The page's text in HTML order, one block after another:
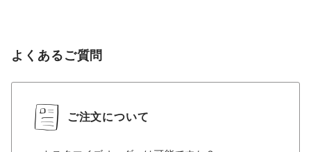
よくあるご質問
ご注文について